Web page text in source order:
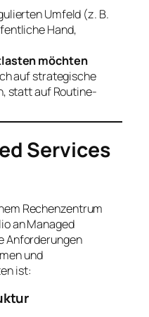
Umfeld (z. B.
Hand,
möchten
auf strategische
statt auf Routine-
Services
Rechenzentrum
an Managed
Anforderungen
und
ist: